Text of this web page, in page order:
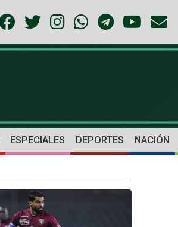
ESPECIALES DEPORTES NACIÓN